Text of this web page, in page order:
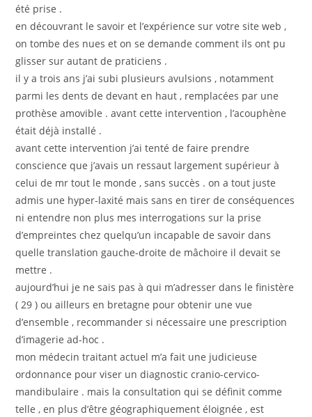
été prise .
en découvrant le savoir et l’expérience sur votre site web ,
on tombe des nues et on se demande comment ils ont pu
glisser sur autant de praticiens .
il y a trois ans j’ai subi plusieurs avulsions , notamment
parmi les dents de devant en haut , remplacées par une
prothèse amovible . avant cette intervention , l’acouphène
était déjà installé .
avant cette intervention j’ai tenté de faire prendre
conscience que j’avais un ressaut largement supérieur à
celui de mr tout le monde , sans succès . on a tout juste
admis une hyper-laxité mais sans en tirer de conséquences
ni entendre non plus mes interrogations sur la prise
d’empreintes chez quelqu’un incapable de savoir dans
quelle translation gauche-droite de mâchoire il devait se
mettre .
aujourd’hui je ne sais pas à qui m’adresser dans le finistère
( 29 ) ou ailleurs en bretagne pour obtenir une vue
d’ensemble , recommander si nécessaire une prescription
d’imagerie ad-hoc .
mon médecin traitant actuel m’a fait une judicieuse
ordonnance pour viser un diagnostic cranio-cervico-
mandibulaire . mais la consultation qui se définit comme
telle , en plus d’être géographiquement éloignée , est